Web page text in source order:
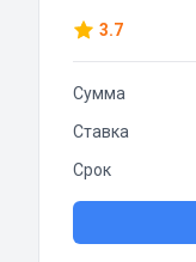
3.7
Сумма
Ставка
Срок